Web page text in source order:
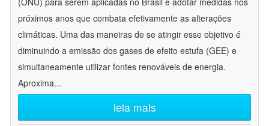
próximos anos que combata efetivamente as alterações
climáticas. Uma das maneiras de se atingir esse objetivo é
diminuindo a emissão dos gases de efeito estufa (GEE) e
simultaneamente utilizar fontes renováveis de energia.
Aproxima...
leia mais